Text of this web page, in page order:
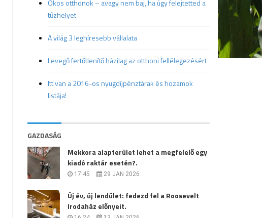
Okos otthonok – avagy nem baj, ha úgy felejtetted a
tűzhelyet
A világ 3 leghíresebb vállalata
Levegő fertőtlenítő házilag az otthoni fellélegezésért
Itt van a 2016-os nyugdíjpénztárak és hozamok
listája!
GAZDASÁG
Mekkora alapterület lehet a megfelelő egy
kiadó raktár esetén?.
17:45 29 JAN 2026
Új év, új lendület: fedezd fel a Roosevelt
Irodaház előnyeit.